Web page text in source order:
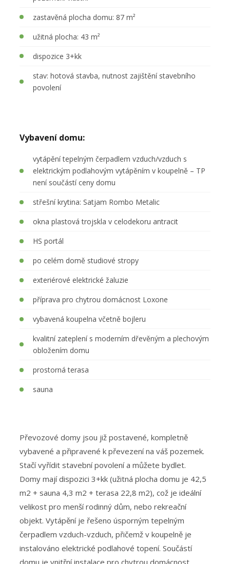
zastavěná plocha domu: 87 m²
užitná plocha: 43 m²
dispozice 3+kk
stav: hotová stavba, nutnost zajištění stavebního
povolení
Vybavení domu:
vytápění tepelným čerpadlem vzduch/vzduch s
elektrickým podlahovým vytápěním v koupelně – TP
není součástí ceny domu
střešní krytina: Satjam Rombo Metalic
okna plastová trojskla v celodekoru antracit
HS portál
po celém domě studiové stropy
exteriérové elektrické žaluzie
příprava pro chytrou domácnost Loxone
vybavená koupelna včetně bojleru
kvalitní zateplení s moderním dřevěným a plechovým
obložením domu
prostorná terasa
sauna
Převozové domy jsou již postavené, kompletně
vybavené a připravené k převezení na váš pozemek.
Stačí vyřídit stavební povolení a můžete bydlet.
Domy mají dispozici 3+kk (užitná plocha domu je 42,5
m2 + sauna 4,3 m2 + terasa 22,8 m2), což je ideální
velikost pro menší rodinný dům, nebo rekreační
objekt. Vytápění je řešeno úsporným tepelným
čerpadlem vzduch-vzduch, přičemž v koupelně je
instalováno elektrické podlahové topení. Součástí
domu je vnitřní instalace pro chytrou domácnost.